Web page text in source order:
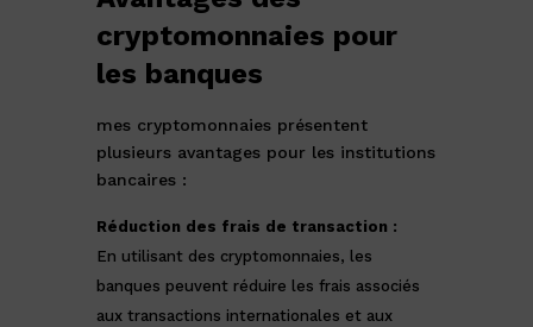
cryptomonnaies pour
les banques
mes cryptomonnaies présentent
plusieurs avantages pour les institutions
bancaires :
Réduction des frais de transaction :
En utilisant des cryptomonnaies, les
banques peuvent réduire les frais associés
aux transactions internationales et aux